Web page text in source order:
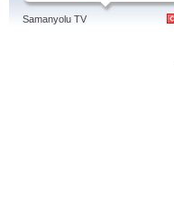
Samanyolu TV